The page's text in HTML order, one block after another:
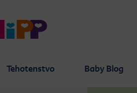
Tehotenstvo Baby Blog